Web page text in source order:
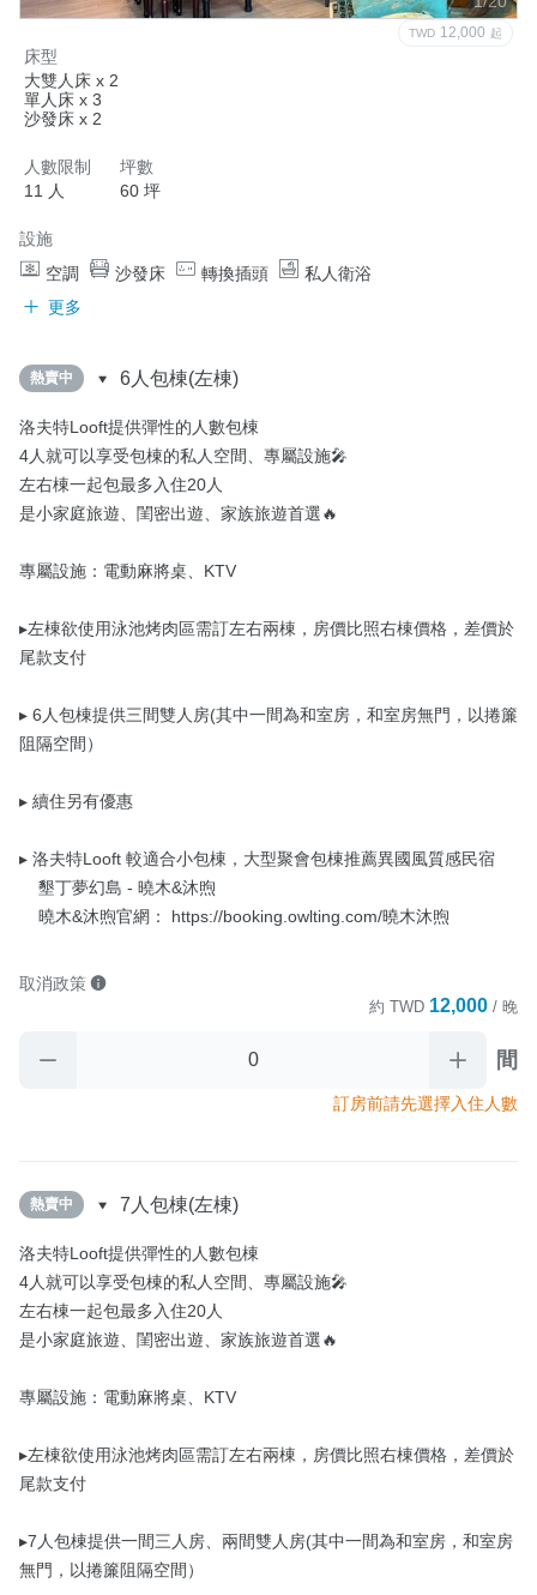
TWD 12,000 起
床型
大雙人床 x 2
單人床 x 3
沙發床 x 2
人數限制
11 人
坪數
60 坪
設施
空調
沙發床 轉換插頭
私人衛浴
更多
熱賣中 6人包棟(左棟)
洛夫特Looft提供彈性的人數包棟
4人就可以享受包棟的私人空間、專屬設施🎤
左右棟一起包最多入住20人
是小家庭旅遊、閨密出遊、家族旅遊首選🔥
專屬設施：電動麻將桌、KTV
▸左棟欲使用泳池烤肉區需訂左右兩棟，房價比照右棟價格，差價於
尾款支付
▸ 6人包棟提供三間雙人房(其中一間為和室房，和室房無門，以捲簾
阻隔空間）
▸ 續住另有優惠
▸ 洛夫特Looft 較適合小包棟，大型聚會包棟推薦異國風質感民宿
    曉木&沐煦官網： https://booking.owlting.com/曉木沐煦
取消政策
約 TWD 12,000 / 晚
間
訂房前請先選擇入住人數
熱賣中 7人包棟(左棟)
洛夫特Looft提供彈性的人數包棟
4人就可以享受包棟的私人空間、專屬設施🎤
左右棟一起包最多入住20人
是小家庭旅遊、閨密出遊、家族旅遊首選🔥
專屬設施：電動麻將桌、KTV
▸左棟欲使用泳池烤肉區需訂左右兩棟，房價比照右棟價格，差價於
尾款支付
▸7人包棟提供一間三人房、兩間雙人房(其中一間為和室房，和室房
無門，以捲簾阻隔空間）